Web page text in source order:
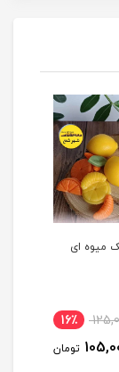
میوه ای
16٪
تومان